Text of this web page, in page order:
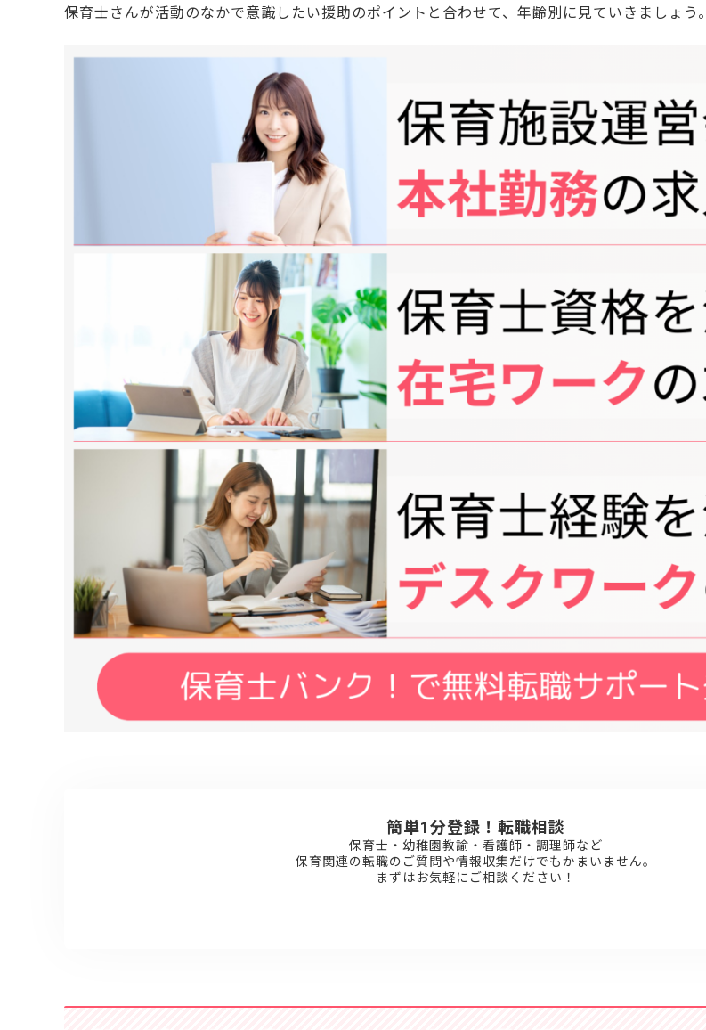
保育士さんが活動のなかで意識したい援助のポイントと合わせて、年齢別に見ていきましょう。
簡単1分登録！転職相談
保育士・幼稚園教諭・看護師・調理師など
保育関連の転職のご質問や情報収集だけでもかまいません。
まずはお気軽にご相談ください！